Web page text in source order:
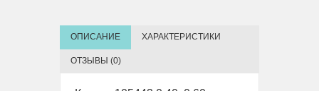
ОПИСАНИЕ ХАРАКТЕРИСТИКИ
ОТЗЫВЫ (0)